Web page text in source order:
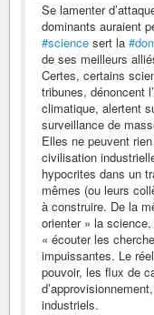
Se lamenter
dominants auraient
#science sert la
de ses meilleurs
Certes, certains
tribunes, dénoncent
climatique, alertent
surveillance de
Elles ne peuvent
civilisation
hypocrites dans un
mêmes (ou leurs
à construire. De la
orienter » la
« écouter les
impuissantes. Le
pouvoir, les flux de
industriels.